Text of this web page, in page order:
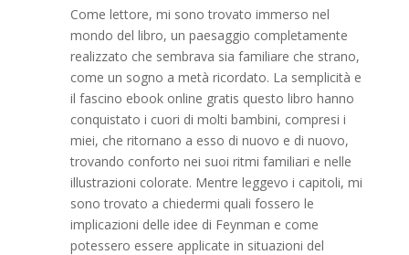
Come lettore, mi sono trovato immerso nel
mondo del libro, un paesaggio completamente
realizzato che sembrava sia familiare che strano,
come un sogno a metà ricordato. La semplicità e
il fascino ebook online gratis questo libro hanno
conquistato i cuori di molti bambini, compresi i
miei, che ritornano a esso di nuovo e di nuovo,
trovando conforto nei suoi ritmi familiari e nelle
illustrazioni colorate. Mentre leggevo i capitoli, mi
sono trovato a chiedermi quali fossero le
implicazioni delle idee di Feynman e come
potessero essere applicate in situazioni del